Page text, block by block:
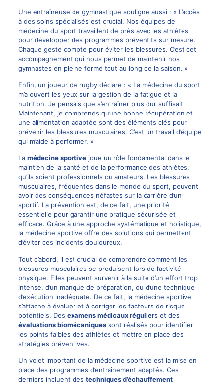
Une entraîneuse de gymnastique souligne aussi : « L’accès
à des soins spécialisés est crucial. Nos équipes de
médecine du sport travaillent de près avec les athlètes
pour développer des programmes préventifs sur mesure.
Chaque geste compte pour éviter les blessures. C’est cet
accompagnement qui nous permet de maintenir nos
gymnastes en pleine forme tout au long de la saison. »
Enfin, un joueur de rugby déclare : « La médecine du sport
m’a ouvert les yeux sur la gestion de la fatigue et la
nutrition. Je pensais que s’entraîner plus dur suffisait.
Maintenant, je comprends qu’une bonne récupération et
une alimentation adaptée sont des éléments clés pour
prévenir les blessures musculaires. C’est un travail d’équipe
qui m’aide à performer. »
La médecine sportivejoue un rôle fondamental dans le
maintien de la santé et de la performance des athlètes,
qu’ils soient professionnels ou amateurs. Les blessures
musculaires, fréquentes dans le monde du sport, peuvent
avoir des conséquences néfastes sur la carrière d’un
sportif. La prévention est, de ce fait, une priorité
essentielle pour garantir une pratique sécurisée et
efficace. Grâce à une approche systématique et holistique,
la médecine sportive offre des solutions qui permettent
d’éviter ces incidents douloureux.
Tout d’abord, il est crucial de comprendre comment les
blessures musculaires se produisent lors de l’activité
physique. Elles peuvent survenir à la suite d’un effort trop
intense, d’un manque de préparation, ou d’une technique
d’exécution inadéquate. De ce fait, la médecine sportive
s’attache à évaluer et à corriger les facteurs de risque
potentiels. Des examens médicaux réguliers et des
évaluations biomécaniquessont réalisés pour identifier
les points faibles des athlètes et mettre en place des
stratégies préventives.
Un volet important de la médecine sportive est la mise en
place des programmes d’entraînement adaptés. Ces
derniers incluent des techniques d’échauffement